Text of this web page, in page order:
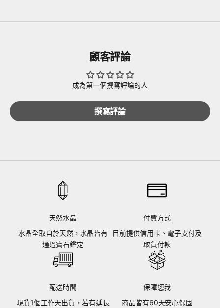
顧客評論
成為第一個撰寫評論的人
撰寫評論
天然水晶
水晶全取自於天然，水晶皆有
通過寶石鑑定
付費方式
目前提供信用卡、電子支付及
取貨付款
配送時間
現貨1個工作天出貨，若有延長
保障您我
商品皆有60天安心保固